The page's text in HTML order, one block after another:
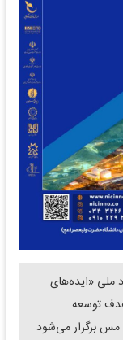
ملی «ایده‌های
هدف توسعه
برگزار می‌شود